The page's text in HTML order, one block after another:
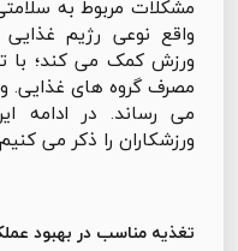
مشکلات مربوط به
واقع نوعی رژیم
ورزش کمک می کند؛ با
مصرف گروه های غذایی. و
می رساند. در ادامه
ورزشکاران را ذکر می
تغذیه مناسب در بهبود